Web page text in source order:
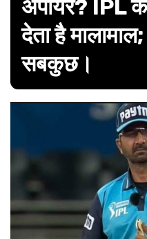
अंपायर? IPL
देता है
सबकुछ।